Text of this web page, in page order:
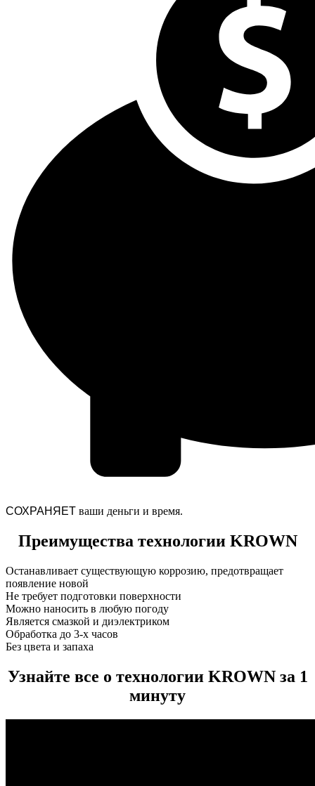
СОХРАНЯЕТ ваши деньги и время.
Преимущества технологии KROWN
Останавливает существующую коррозию, предотвращает
появление новой
Не требует подготовки поверхности
Можно наносить в любую погоду
Является смазкой и диэлектриком
Обработка до 3-х часов
Без цвета и запаха
Узнайте все о технологии KROWN за 1
минуту